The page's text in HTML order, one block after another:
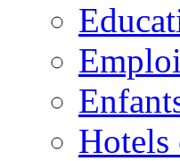
Emploi
Hotels